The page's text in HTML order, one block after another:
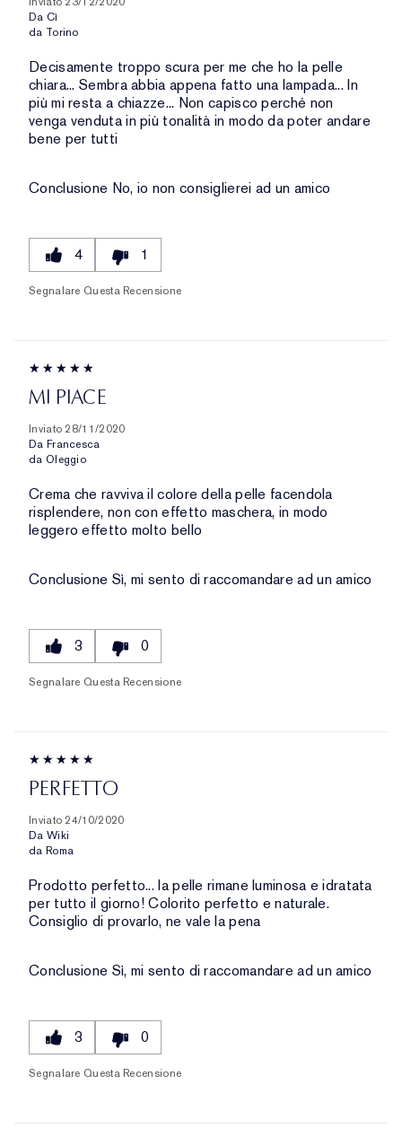
Da Cì
da Torino
Decisamente troppo scura per me che ho la pelle
chiara... Sembra abbia appena fatto una lampada... In
più mi resta a chiazze... Non capisco perché non
venga venduta in più tonalità in modo da poter andare
bene per tutti
Conclusione No, io non consiglierei ad un amico
4 1
Segnalare Questa Recensione
MI PIACE
Inviato 28/11/2020
Da Francesca
da Oleggio
Crema che ravviva il colore della pelle facendola
risplendere, non con effetto maschera, in modo
leggero effetto molto bello
Conclusione Sì, mi sento di raccomandare ad un amico
3 0
Segnalare Questa Recensione
PERFETTO
Inviato 24/10/2020
Da Wiki
da Roma
Prodotto perfetto... la pelle rimane luminosa e idratata
per tutto il giorno! Colorito perfetto e naturale.
Consiglio di provarlo, ne vale la pena
Conclusione Sì, mi sento di raccomandare ad un amico
3 0
Segnalare Questa Recensione